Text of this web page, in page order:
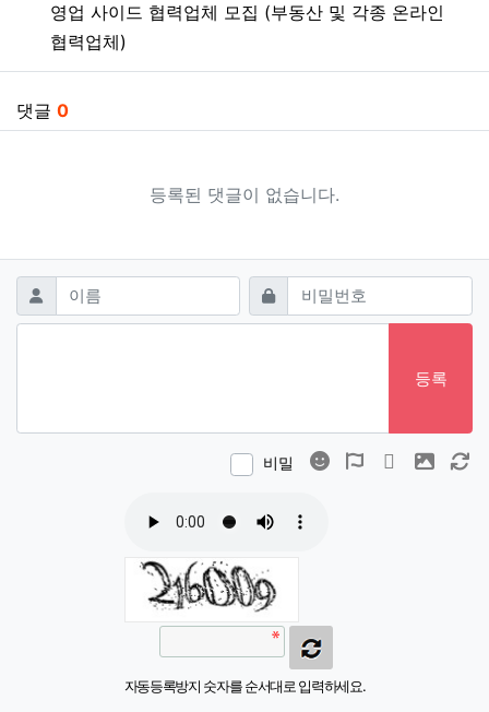
영업 사이드 협력업체 모집 (부동산 및 각종 온라인
협력업체)
댓글 0
등록된 댓글이 없습니다.
댓글쓰기
이름 필수 비밀번호필수
등록
비밀 이모티콘폰트어썸
동영상 이미지
자동등록방지 숫자를 순서대로 입력하세요.